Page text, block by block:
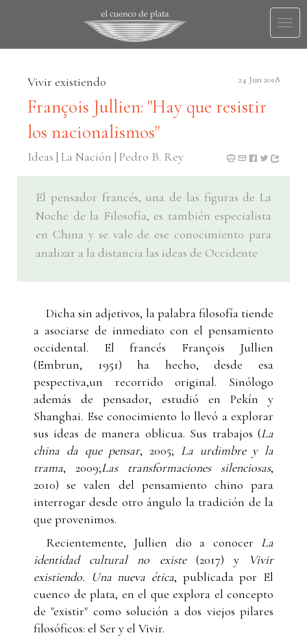
Vivir existiendo 24 Jun 2018
François Jullien: "Hay que resistir
los nacionalismos"
Ideas | La Nación | Pedro B. Rey
El pensador francés, una de las figuras de La
Noche de la Filosofía, es también especialista
en China y se vale de ese conocimiento para
analizar a la distancia las ideas de Occidente
Dicha sin adjetivos, la palabra filosofía tiende
a asociarse de inmediato con el pensamiento
occidental. El francés François Jullien
(Embrun, 1951) ha hecho, desde esa
pespectiva,un recorrido original. Sinólogo
además de pensador, estudió en Pekín y
Shanghai. Ese conocimiento lo llevó a explorar
sus ideas de manera oblicua. Sus trabajos (La
china da que pensar, 2005; La urdimbre y la
trama, 2009;Las transformaciones silenciosas,
2010) se valen del pensamiento chino para
interrogar desde otro ángulo la tradición de la
que provenimos.
Recientemente, Jullien dio a conocer La
identidad cultural no existe (2017) y
Vivir
existiendo. Una nueva ética, publicada por El
cuenco de plata, en el que explora el concepto
de "existir" como solución a dos viejos pilares
filosóficos: el Ser y el Vivir.